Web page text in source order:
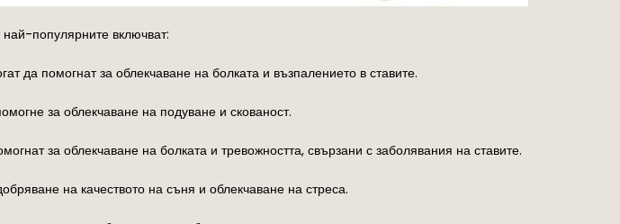
популярните включват:
да помогнат за облекчаване на болката и възпалението в ставите.
за облекчаване на подуване и скованост.
за облекчаване на болката и тревожността, свързани с заболявания на ставите.
на качеството на съня и облекчаване на стреса.